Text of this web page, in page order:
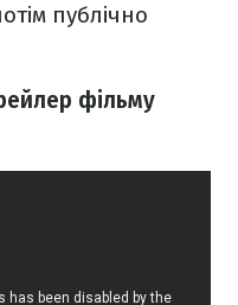
публічно
фільму